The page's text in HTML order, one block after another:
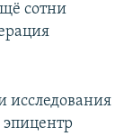
сотни
исследования